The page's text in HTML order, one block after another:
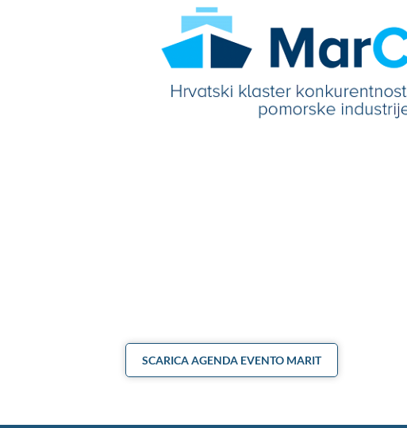
SCARICA AGENDA EVENTO MARIT